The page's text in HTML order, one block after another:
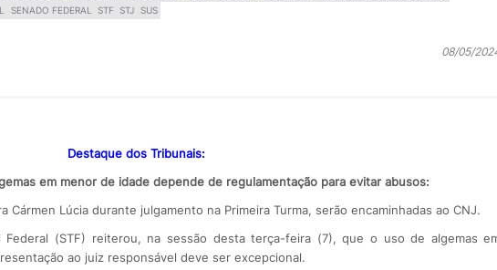
SENADO FEDERAL STF STJ SUS
08/05/
Destaque dos Tribunais:
em menor de idade depende de regulamentação para evitar abusos:
Cármen Lúcia durante julgamento na Primeira Turma, serão encaminhadas ao CNJ.
Federal (STF) reiterou, na sessão desta terça-feira (7), que o uso de algemas
ao juiz responsável deve ser excepcional.